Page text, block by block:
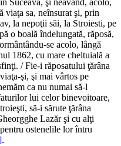
Suceava, şi neavând, acolo,
viaţa sa, neînsurat şi, prin
la nepoţii săi, la Stroiesti, pe
o boală îndelungată, răposă,
se acolo, lângă
1862, cu mare cheltuială a
/ Fie-i răposatului ţărâna
şi, şi mai vârtos pe
ca nu numai să-l
lui celor binevoitoare,
să-i sărute ţărâna
Lazăr şi cu alţi
ostenelile lor întru
.